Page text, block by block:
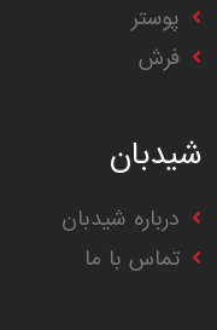
پوستر
فرش
شیدبان
درباره شیدبان
تماس با ما